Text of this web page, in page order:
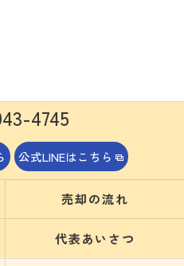
4745
公式LINEはこちら
売却の流れ
代表あいさつ